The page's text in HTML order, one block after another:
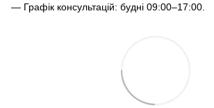
— Графік консультацій: будні 09:00–17:00.